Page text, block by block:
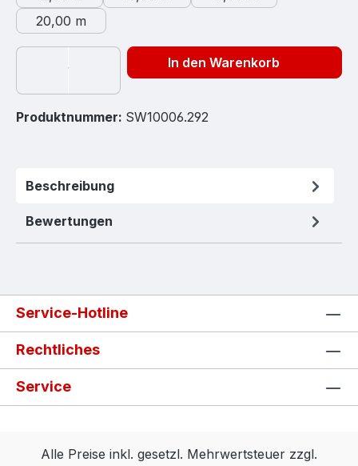
20,00 m
In den Warenkorb
Produktnummer: SW10006.292
Beschreibung
Bewertungen
Service-Hotline
Rechtliches
Service
Alle Preise inkl. gesetzl. Mehrwertsteuer zzgl.